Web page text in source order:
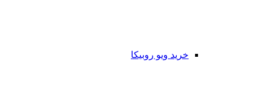
خرید ویو روبیکا